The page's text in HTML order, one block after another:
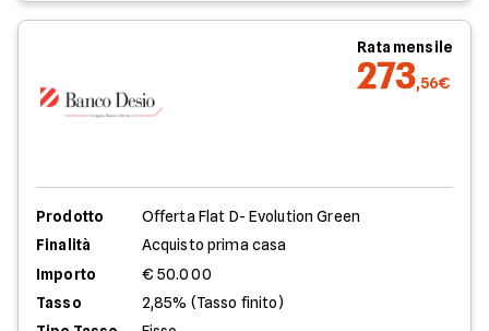
Rata mensile
273,56€
Prodotto
Offerta Flat D- Evolution Green
Finalità
Acquisto prima casa
Importo
€ 50.000
Tasso
2,85% (Tasso finito)